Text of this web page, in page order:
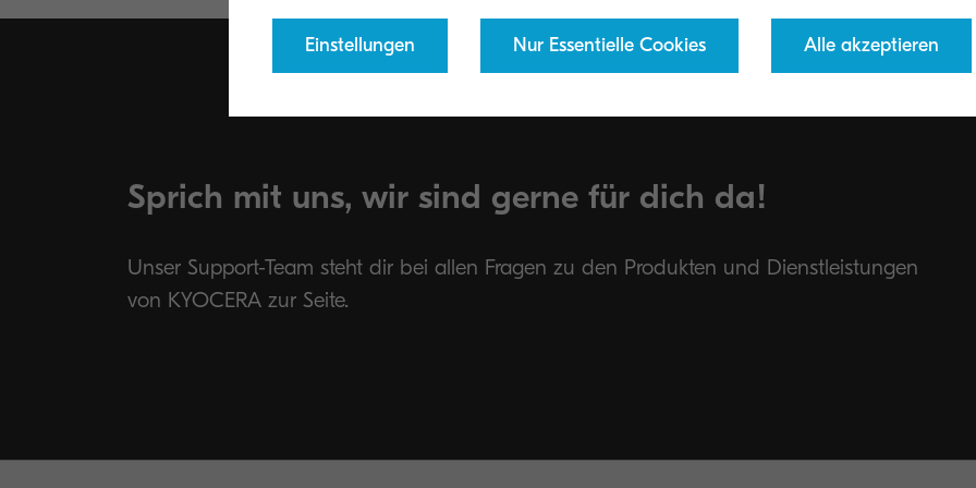
Sprich mit uns, wir sind gerne für dich da!
Unser Support-Team steht dir bei allen Fragen zu den Produkten und Dienstleistungen
von KYOCERA zur Seite.
Einstellungen Nur Essentielle Cookies Alle akzeptieren